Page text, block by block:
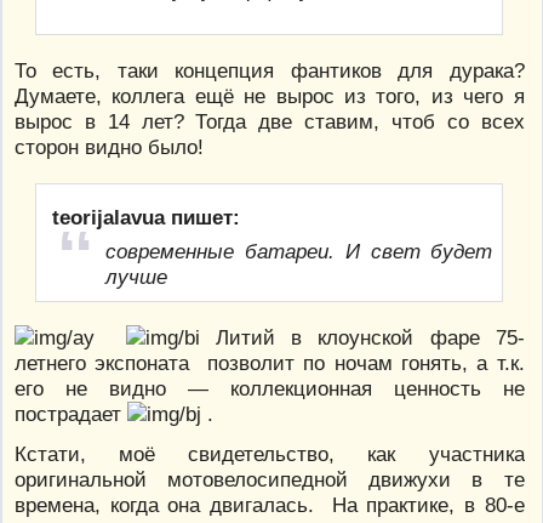
То есть, таки концепция фантиков для дурака?
Думаете, коллега ещё не вырос из того, из чего я
вырос в 14 лет? Тогда две ставим, чтоб со всех
сторон видно было!
teorijalavua пишет:
современные батареи. И свет будет
лучше
Литий в клоунской фаре 75-
летнего экспоната позволит по ночам гонять, а т.к.
его не видно — коллекционная ценность не
пострадает
.
Кстати, моё свидетельство, как участника
оригинальной мотовелосипедной движухи в те
времена, когда она двигалась. На практике, в 80-е